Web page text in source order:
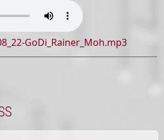
GoDi_Rainer_Moh.mp3